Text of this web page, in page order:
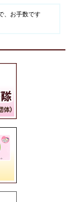
、お手数です